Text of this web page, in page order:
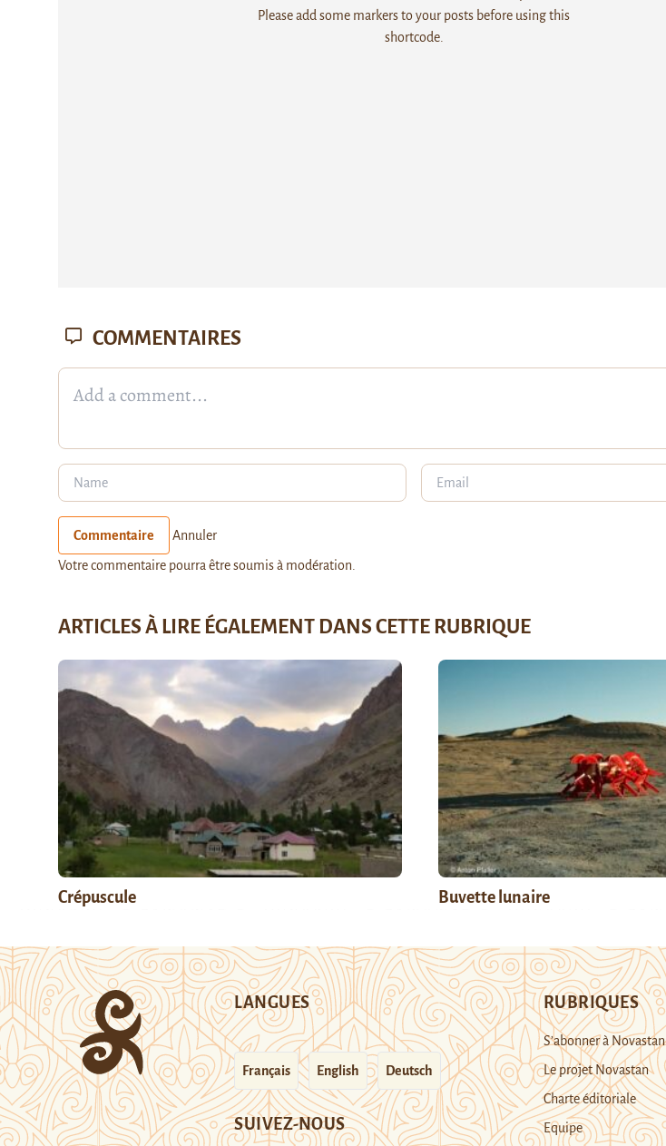
Please add some markers to your posts before using this
shortcode.
COMMENTAIRES
Commentaire Annuler
Votre commentaire pourra être soumis à modération.
ARTICLES À LIRE ÉGALEMENT DANS CETTE RUBRIQUE
Crépuscule Buvette lunaire
LANGUES
Français English Deutsch
SUIVEZ-NOUS
RUBRIQUES
S’abonner à Novastan
Le projet Novastan
Charte éditoriale
Equipe